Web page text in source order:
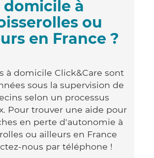
domicile à
ou
en France ?
à domicile Click&Care sont
sous la supervision de
selon un processus
Pour trouver une aide pour
en perte d'autonomie à
ou ailleurs en France
nous par téléphone !